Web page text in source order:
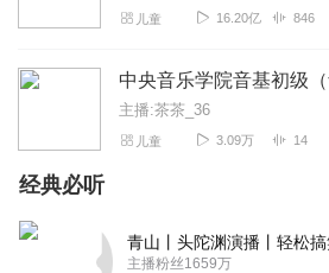
儿童 16.20亿 846
中央音乐学院音基初级
主播:茶茶_36
儿童 3.09万 14
经典必听
主播粉丝1659万